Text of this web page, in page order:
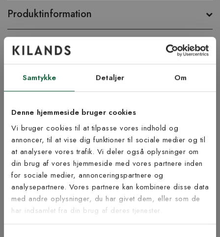
Samtykke Detaljer Om
Denne hjemmeside bruger cookies
Vi bruger cookies til at tilpasse vores indhold og
annoncer, til at vise dig funktioner til sociale medier og til
at analysere vores trafik. Vi deler også oplysninger om
din brug af vores hjemmeside med vores partnere inden
for sociale medier, annonceringspartnere og
analysepartnere. Vores partnere kan kombinere disse data
med andre oplysninger, du har givet dem, eller som de
har indsamlet fra din brug af deres tjenester.
Produktinformation
Vigtig info
Lige nu kan leveringstiden blive noget længere ved køb af tæppe
med specialmål og langettering.
Tænk på at lægge fem cm ekstra til i skæresvind rundt om
afvigelse på +/- 1-4 cm. på dine bestilte mål kan forekomme.
Åbent køb og returret gælder ikke da tæppet skæres til på mål.
Bestil gratis tæppeprøve!
Vil du føle på vores tæpper, før du beslutter dig? Vi tilbyder dig
muligheden for at bestille op til fem tæppeprøver helt gratis.
Portoen er 59 kr pr. bestilling, men dette beløb refunderer vi,
når du har afgivet din ordre (ved brug af den medfølgende
rabatkode). Find det rette tæppe til dig!
Samlevejledning
Tilmeld dig vores
nyhedsbrev
Vær blandt de første til at modtage vores tilbud,
tips og nyheder.